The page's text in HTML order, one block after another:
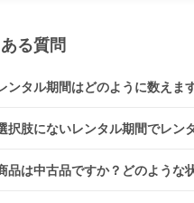
る質問
ンタル期間はどのように数えま
ます。
（佐川急便）に商品の引渡しと
択肢にないレンタル期間でレン
す。
品は中古品ですか？どのような